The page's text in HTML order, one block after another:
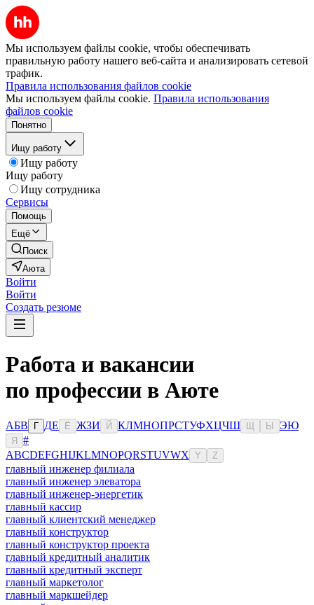
Мы используем файлы cookie, чтобы обеспечивать
правильную работу нашего веб-сайта и анализировать сетевой
трафик.
Правила использования файлов cookie
Мы используем файлы cookie. Правила использования
файлов cookie
Понятно
Ищу работу
Ищу работу
Ищу работу
Ищу сотрудника
Сервисы
Помощь
Ещё
Поиск
Аюта
Войти
Войти
Создать резюме
Работа и вакансии
по профессии в Аюте
АБВ Г ДЕ Ё ЖЗИ Й КЛМНОПРСТУФХЦЧШ Ы ЭЮ
Я
#
ABCDEFGHIJKLMNOPQRSTUVWX Y Z
главный инженер филиала
главный инженер элеватора
главный инженер-энергетик
главный кассир
главный клиентский менеджер
главный конструктор
главный конструктор проекта
главный кредитный аналитик
главный кредитный эксперт
главный маркетолог
главный маркшейдер